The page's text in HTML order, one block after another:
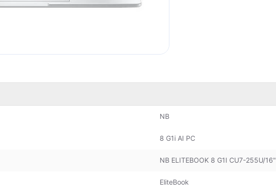
NB
8 G1i AI PC
NB ELITEBOOK 8 G1I CU7-255U/
EliteBook